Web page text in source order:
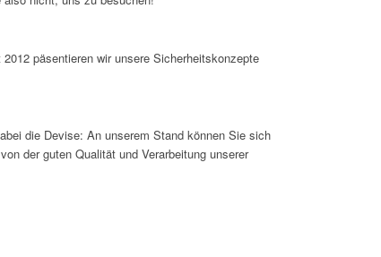
päsentieren wir unsere Sicherheitskonzepte
die Devise: An unserem Stand können Sie sich
der guten Qualität und Verarbeitung unserer